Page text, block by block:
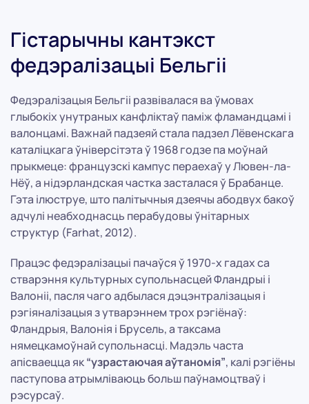
Гістарычны кантэкст
федэралізацыі Бельгіі
Федэралізацыя Бельгіі развівалася ва ўмовах
глыбокіх унутраных канфліктаў паміж фламандцамі і
валонцамі. Важнай падзеяй стала падзел Лёвенскага
каталіцкага ўніверсітэта ў 1968 годзе па моўнай
прыкмеце: французскі кампус пераехаў у Лювен-ла-
Нёў, а нідэрландская частка засталася ў Брабанце.
Гэта ілюструе, што палітычныя дзеячы абодвух бакоў
адчулі неабходнасць перабудовы ўнітарных
структур (Farhat, 2012).
Працэс федэралізацыі пачаўся ў 1970-х гадах са
стварэння культурных супольнасцей Фландрыі і
Валоніі, пасля чаго адбылася дэцэнтралізацыя і
рэгіяналізацыя з утварэннем трох рэгіёнаў:
Фландрыя, Валонія і Брусель, а таксама
нямецкамоўнай супольнасці. Мадэль часта
апісваецца як“узрастаючая аўтаномія”, калі рэгіёны
паступова атрымліваюць больш паўнамоцтваў і
рэсурсаў.